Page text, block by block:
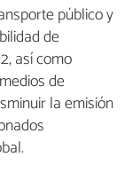
público y
de
así como
de
la emisión